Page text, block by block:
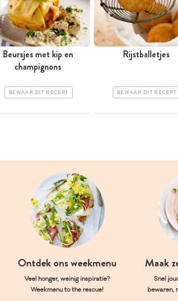
Beursjes met kip en
champignons
BEWAAR DIT RECEPT
Rijstballetjes
BEWAAR DIT RECEPT
Ontdek ons weekmenu
Veel honger, weinig inspiratie?
Weekmenu to the rescue!
Maak
Snel
bewaren,